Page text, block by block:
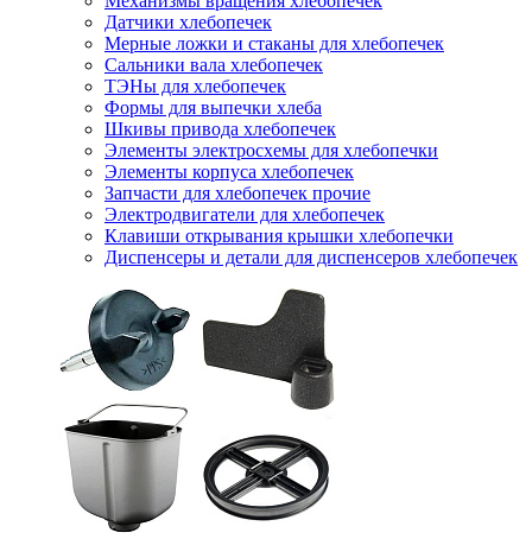
Датчики хлебопечек
Мерные ложки и стаканы для хлебопечек
Сальники вала хлебопечек
ТЭНы для хлебопечек
Формы для выпечки хлеба
Шкивы привода хлебопечек
Элементы электросхемы для хлебопечки
Элементы корпуса хлебопечек
Запчасти для хлебопечек прочие
Электродвигатели для хлебопечек
Клавиши открывания крышки хлебопечки
Диспенсеры и детали для диспенсеров хлебопечек